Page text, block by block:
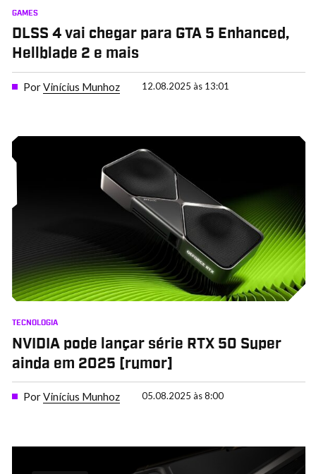
GAMES
DLSS 4 vai chegar para GTA 5 Enhanced,
Hellblade 2 e mais
PorVinícius Munhoz 12.08.2025 às 13:01
TECNOLOGIA
NVIDIA pode lançar série RTX 50 Super
ainda em 2025 [rumor]
PorVinícius Munhoz 05.08.2025 às 8:00